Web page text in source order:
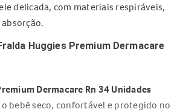
delicada, com materiais respiráveis,
Huggies Premium Dermacare
Dermacare Rn 34 Unidades
bebê seco, confortável e protegido no